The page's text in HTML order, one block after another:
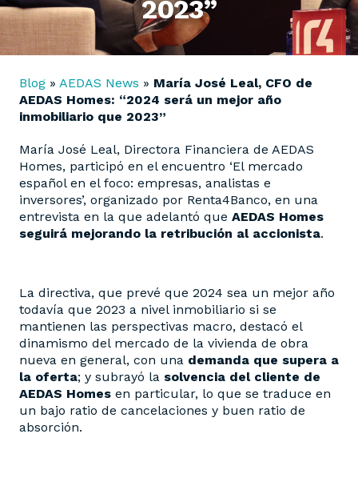
2023”
Blog » AEDAS News » María José Leal, CFO de
AEDAS Homes: “2024 será un mejor año
inmobiliario que 2023”
María José Leal, Directora Financiera de AEDAS
Homes, participó en el encuentro ‘El mercado
español en el foco: empresas, analistas e
inversores’, organizado por Renta4Banco, en una
entrevista en la que adelantó que AEDAS Homes
seguirá mejorando la retribución al accionista.
La directiva, que prevé que 2024 sea un mejor año
todavía que 2023 a nivel inmobiliario si se
mantienen las perspectivas macro, destacó el
dinamismo del mercado de la vivienda de obra
nueva en general, con una demanda que supera a
la oferta; y subrayó la solvencia del cliente de
AEDAS Homes en particular, lo que se traduce en
un bajo ratio de cancelaciones y buen ratio de
absorción.